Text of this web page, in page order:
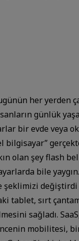
her yerden
günlük
bir evde veya
olan şey flash
bile
şeklimizi
tablet, sırt
sağladı.
mobilitesi,